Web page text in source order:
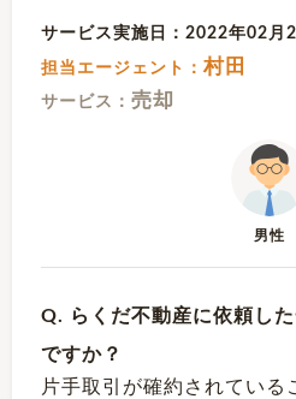
サービス実施日：2022年02月
担当エージェント：村田
サービス： 売却
男性
Q. らくだ不動産に依頼し
ですか？
片手取引が確約されている